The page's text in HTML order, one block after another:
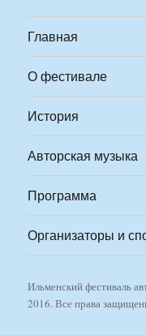
Главная
О фестивале
История
Авторская музыка
Программа
Организаторы и
Ильменский фестиваль
2016. Все права